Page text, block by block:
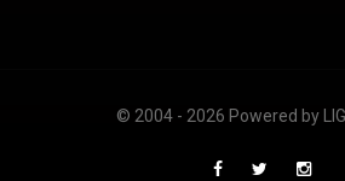
© 2004 - 2026 Powered by